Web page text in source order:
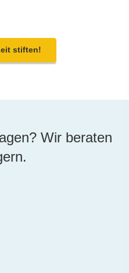
stiften!
Wir beraten